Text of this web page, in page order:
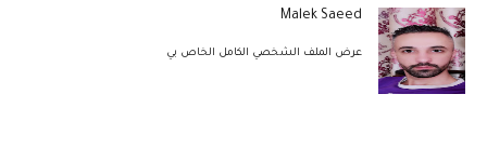
Malek Saeed
عرض الملف الشخصي الكامل الخاص بي